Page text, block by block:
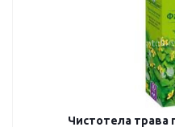
Чистотела трава